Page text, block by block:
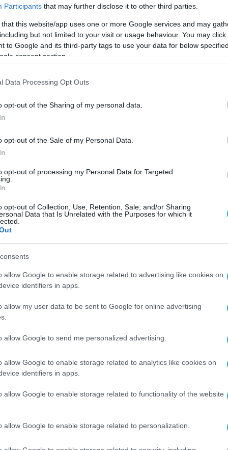
Participants that may further disclose it to other third parties.
that this website/app uses one or more Google services and may
but not limited to your visit or usage behaviour. You may
to Google and its third-party tags to use your data for below
consent section.
Data Processing Opt Outs
opt-out of the Sharing of my personal data.
opt-out of the Sale of my Personal Data.
opt-out of processing my Personal Data for Targeted
opt-out of Collection, Use, Retention, Sale, and/or Sharing
Data that Is Unrelated with the Purposes for which it
allow Google to enable storage related to advertising like cookies on
identifiers in apps.
allow my user data to be sent to Google for online advertising
allow Google to send me personalized advertising.
allow Google to enable storage related to analytics like cookies on
identifiers in apps.
allow Google to enable storage related to functionality of the website
allow Google to enable storage related to personalization.
αλγοριθμικής διακυβέρνησης,
ποια όρια θα θέσει στη χρήση της τεχνητής
Όπως είπε χαρακτηριστικά, «αν αυτά τα
θεσμικό πλαίσιο, θα αναγκαζόμαστε στο
προβλήματα που θα έχουν ήδη
της τεχνητής νοημοσύνης στον χώρο της
ήδη αξιοποιείται διεθνώς και αναμένεται να
συστημάτων. Όπως ανέφερε, η τεχνητή
των διαδικασιών, στην καλύτερη οργάνωση
δικαστικών ερευνών.
εξάρτηση από αλγοριθμικά συστήματα
δικαστικές αποφάσεις, σφάλματα στην
δεοντολογίας και διαφάνειας. Για τον λόγο
της Δικαιοσύνης πρέπει να παραμείνει
τεχνολογικής εξέλιξης.
υποστήριξε ότι οι νέες ρυθμίσεις
ώστε να μην απαξιωθούν γρήγορα
είπε, οι θεμελιώδεις αρχές του κράτους
να αποτελέσουν τη βάση κάθε νέας
διαθέτει ήδη την απαραίτητη ευελιξία ώστε,
στις νέες τεχνολογικές
για μια ειδική συνταγματική διάταξη που
και αναγκαία.